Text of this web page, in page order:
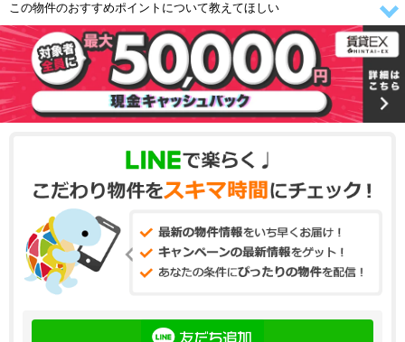
この物件のおすすめポイントについて教えてほしい